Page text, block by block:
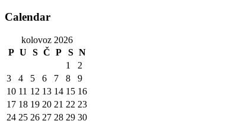
Calendar
kolovoz 2026
P U S Č P S N
1
2
3
4 5 6 7 8
9
10 11 12 13 14 15 16
17 18 19 20 21 22 23
24 25 26 27 28 29 30